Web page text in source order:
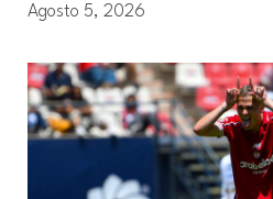
Agosto 5, 2026